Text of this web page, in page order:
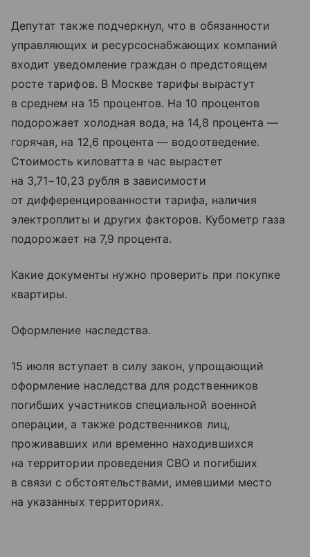
Депутат также подчеркнул, что в обязанности
управляющих и ресурсоснабжающих компаний
входит уведомление граждан о предстоящем
росте тарифов. В Москве тарифы вырастут
в среднем на 15 процентов. На 10 процентов
подорожает холодная вода, на 14,8 процента —
горячая, на 12,6 процента — водоотведение.
Стоимость киловатта в час вырастет
на 3,71−10,23 рубля в зависимости
от дифференцированности тарифа, наличия
электроплиты и других факторов. Кубометр газа
подорожает на 7,9 процента.
Какие документы нужно проверить при покупке
квартиры.
Оформление наследства.
15 июля вступает в силу закон, упрощающий
оформление наследства для родственников
погибших участников специальной военной
операции, а также родственников лиц,
проживавших или временно находившихся
на территории проведения СВО и погибших
в связи с обстоятельствами, имевшими место
на указанных территориях.